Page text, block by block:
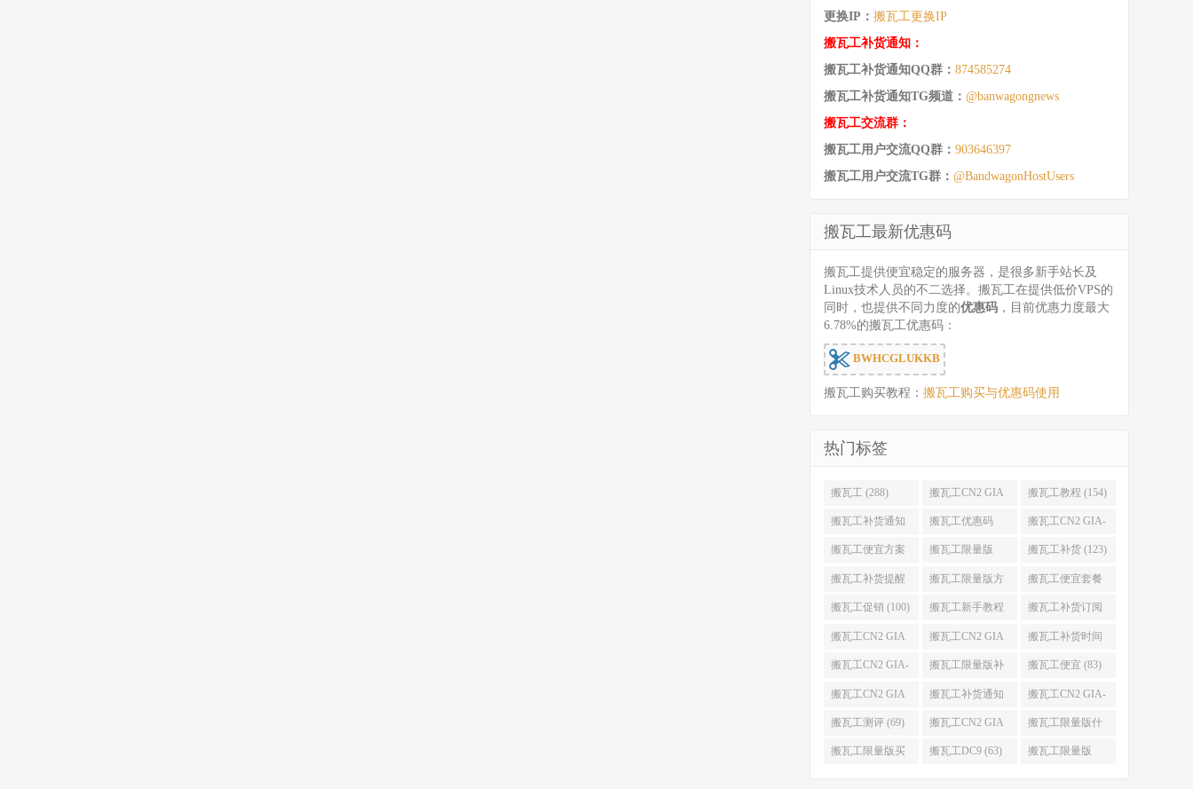
更换IP： 搬瓦工更换IP
搬瓦工补货通知：
搬瓦工补货通知QQ群： 874585274
搬瓦工补货通知TG频道： @banwagongnews
搬瓦工交流群：
搬瓦工用户交流QQ群： 903646397
搬瓦工用户交流TG群： @BandwagonHostUsers
搬瓦工最新优惠码
搬瓦工提供便宜稳定的服务器，是很多新手站长及
Linux技术人员的不二选择。搬瓦工在提供低价VPS的
同时，也提供不同力度的优惠码 ，目前优惠力度最大
6.78%的搬瓦工优惠码：
BWHCGLUKKB
搬瓦工购买教程： 搬瓦工购买与优惠码使用
热门标签
搬瓦工 (288) 搬瓦工CN2 GIA
(176)
搬瓦工教程 (154)
搬瓦工补货通知
(132)
搬瓦工优惠码
(131)
搬瓦工CN2 GIA-
E (130)
搬瓦工便宜方案
(128)
搬瓦工限量版
(126)
搬瓦工补货 (123)
搬瓦工补货提醒
(106)
搬瓦工限量版方
案 (106)
搬瓦工便宜套餐
(103)
搬瓦工促销 (100) 搬瓦工新手教程
(98)
搬瓦工补货订阅
(98)
搬瓦工CN2 GIA
便宜方案 (92)
搬瓦工CN2 GIA
限量版 (90)
搬瓦工补货时间
(89)
搬瓦工CN2 GIA-
E限量版 (84)
搬瓦工限量版补
货 (84)
搬瓦工便宜 (83)
搬瓦工CN2 GIA
优惠 (82)
搬瓦工补货通知
QQ群 (76)
搬瓦工CN2 GIA-
E便宜套餐 (76)
搬瓦工测评 (69) 搬瓦工CN2 GIA
限量版补货 (67)
搬瓦工限量版什
么时候补货 (67)
搬瓦工限量版买 搬瓦工DC9 (63) 搬瓦工限量版